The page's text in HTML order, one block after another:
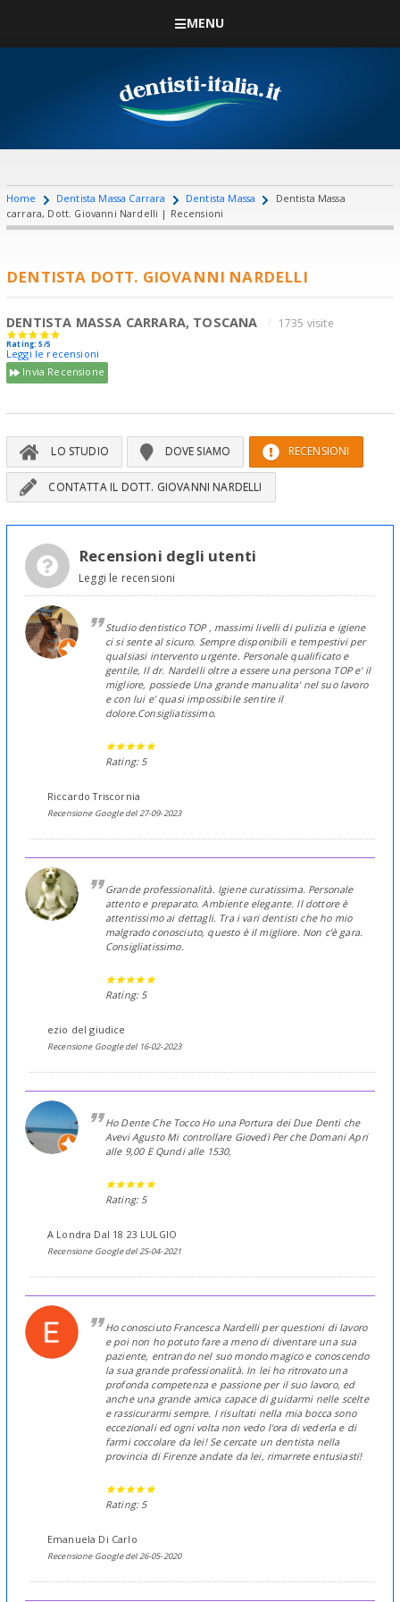
MENU
Home Dentista Massa Carrara Dentista Massa
Dentista Massa
carrara, Dott. Giovanni Nardelli | Recensioni
DENTISTA DOTT. GIOVANNI NARDELLI
DENTISTA MASSA CARRARA, TOSCANA 1735 visite
Rating: 5/5
Leggi le recensioni
Invia Recensione
LO STUDIO DOVE SIAMO RECENSIONI
CONTATTA IL DOTT. GIOVANNI NARDELLI
Recensioni degli utenti
Leggi le recensioni
Studio dentistico TOP , massimi livelli di pulizia e igiene
ci si sente al sicuro. Sempre disponibili e tempestivi per
qualsiasi intervento urgente. Personale qualificato e
gentile, Il dr. Nardelli oltre a essere una persona TOP e' il
migliore, possiede Una grande manualita' nel suo lavoro
e con lui e' quasi impossibile sentire il
dolore.Consigliatissimo.
Rating: 5
Riccardo Triscornia
Recensione Google del 27-09-2023
Grande professionalità. Igiene curatissima. Personale
attento e preparato. Ambiente elegante. Il dottore è
attentissimo ai dettagli. Tra i vari dentisti che ho mio
malgrado conosciuto, questo è il migliore. Non c'è gara.
Consigliatissimo.
Rating: 5
ezio del giudice
Recensione Google del 16-02-2023
Ho Dente Che Tocco Ho una Portura dei Due Denti che
Avevi Agusto Mi controllare Giovedì Per che Domani Apri
alle 9,00 E Qundi alle 1530,
Rating: 5
A Londra Dal 18 23 LULGIO
Recensione Google del 25-04-2021
Ho conosciuto Francesca Nardelli per questioni di lavoro
e poi non ho potuto fare a meno di diventare una sua
paziente, entrando nel suo mondo magico e conoscendo
la sua grande professionalità. In lei ho ritrovato una
profonda competenza e passione per il suo lavoro, ed
anche una grande amica capace di guidarmi nelle scelte
e rassicurarmi sempre. I risultati nella mia bocca sono
eccezionali ed ogni volta non vedo l'ora di vederla e di
farmi coccolare da lei! Se cercate un dentista nella
provincia di Firenze andate da lei, rimarrete entusiasti!
Rating: 5
Emanuela Di Carlo
Recensione Google del 26-05-2020